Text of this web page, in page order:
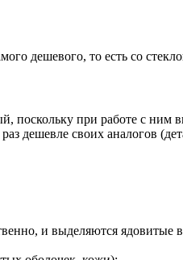
дешевого, то есть со
при работе с ним
дешевле своих аналогов
и выделяются ядовитые